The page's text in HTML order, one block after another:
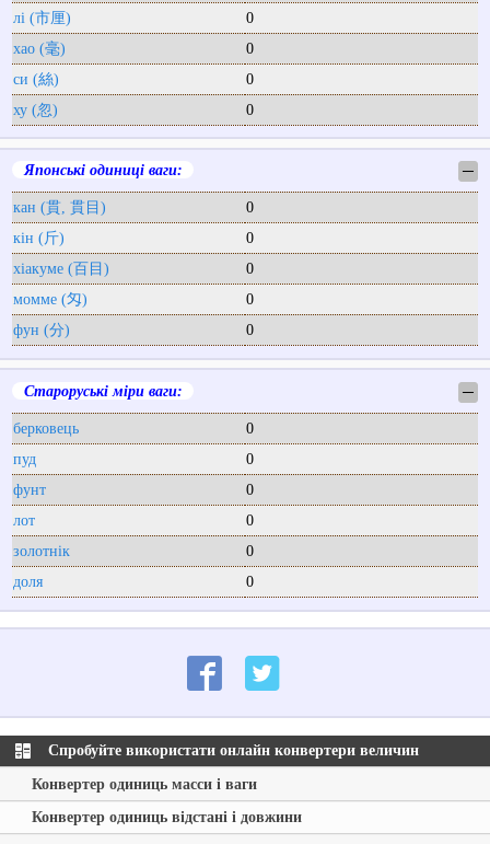
лі (市厘)
0
хао (毫)
0
си (絲)
0
ху (忽)
0
Японські одиниці ваги: ─
кан (貫, 貫目)
0
кін (斤)
0
хіакуме (百目)
0
момме (匁)
0
фун (分)
0
Староруські міри ваги: ─
берковець
0
пуд
0
фунт
0
лот
0
золотнік
0
доля
0
Спробуйте використати онлайн конвертери величин
Конвертер одиниць масси і ваги
Конвертер одиниць відстані і довжини